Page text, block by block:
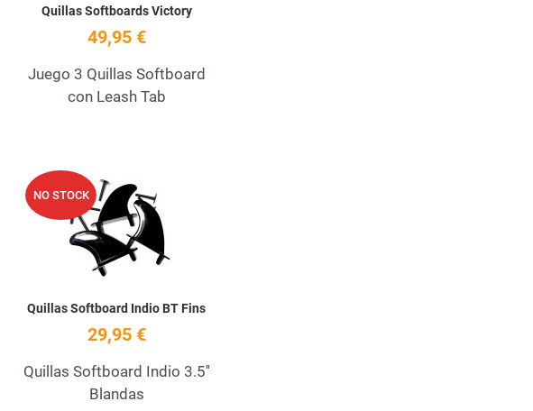
Quillas Softboards Victory
49,95 €
Juego 3 Quillas Softboard
con Leash Tab
Add to Wishlist
Quick View
NO STOCK
Quillas Softboard Indio BT Fins
29,95 €
Quillas Softboard Indio 3.5''
Blandas